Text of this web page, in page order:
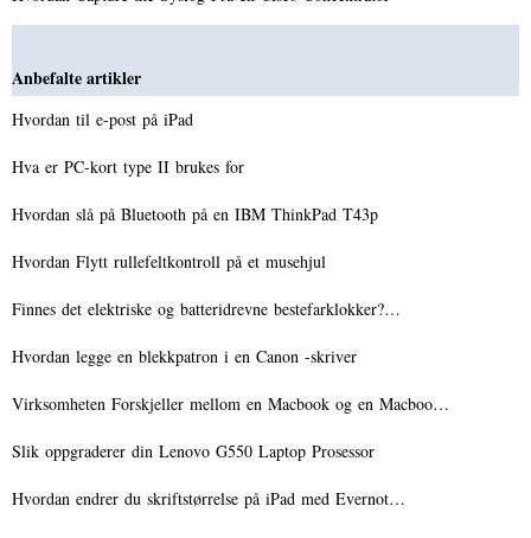
Anbefalte artikler
Hvordan til e-post på iPad
Hva er PC-kort type II brukes for
Hvordan slå på Bluetooth på en IBM ThinkPad T43p
Hvordan Flytt rullefeltkontroll på et musehjul
Finnes det elektriske og batteridrevne bestefarklokker?…
Hvordan legge en blekkpatron i en Canon -skriver
Virksomheten Forskjeller mellom en Macbook og en Macboo…
Slik oppgraderer din Lenovo G550 Laptop Prosessor
Hvordan endrer du skriftstørrelse på iPad med Evernot…